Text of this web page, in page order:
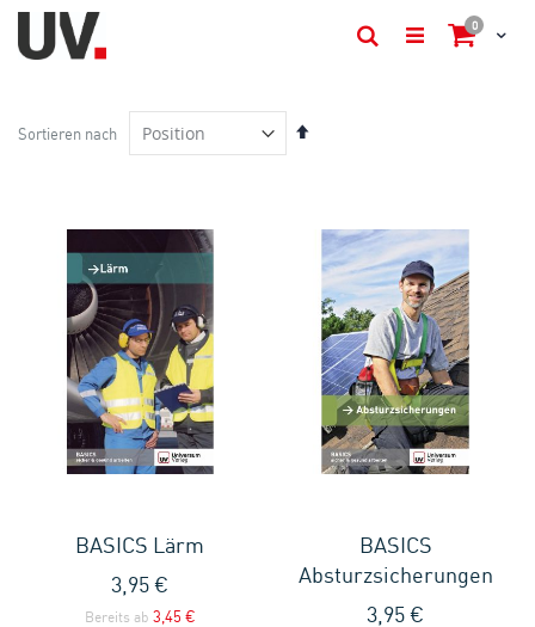
Cart
0items
Suche
Sortieren nach
In
BASICS Lärm
3,95 €
Bereits ab 3,45 €
BASICS
Absturzsicherungen
3,95 €